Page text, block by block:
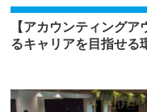
【アカウンティング
るキャリアを目指せる